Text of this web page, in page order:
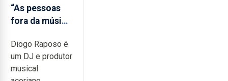
“As pessoas
fora da música
noção do quão
difícil é
produzir uma
Diogo Raposo é
um DJ e produtor
musical